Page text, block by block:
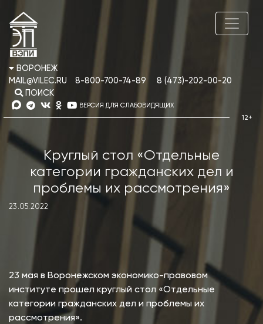
ВОРОНЕЖ
MAIL@VILEC.RU
8-800-700-74-89
8 (473)-202-00-20
ПОИСК
ВЕРСИЯ ДЛЯ СЛАБОВИДЯЩИХ
Круглый стол «Отдельные
категории гражданских дел и
проблемы их рассмотрения»
23.05.2022
23 мая в Воронежском экономико-правовом
институте прошел круглый стол «Отдельные
категории гражданских дел и проблемы их
рассмотрения».